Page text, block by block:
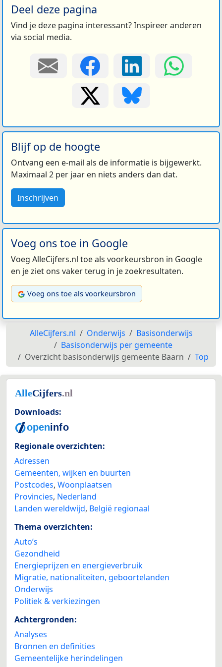
Deel deze pagina
Vind je deze pagina interessant? Inspireer anderen
via social media.
Blijf op de hoogte
Ontvang een e-mail als de informatie is bijgewerkt.
Maximaal 2 per jaar en niets anders dan dat.
Inschrijven
Voeg ons toe in Google
Voeg AlleCijfers.nl toe als voorkeursbron in Google
en je ziet ons vaker terug in je zoekresultaten.
Voeg ons toe als voorkeursbron
AlleCijfers.nl Onderwijs
Basisonderwijs
Basisonderwijs per gemeente
Overzicht basisonderwijs gemeente Baarn
Top
Downloads:
Regionale overzichten:
Adressen
Gemeenten, wijken en buurten
Postcodes, Woonplaatsen
Provincies, Nederland
Landen wereldwijd, België regionaal
Thema overzichten:
Auto’s
Gezondheid
Energieprijzen en energieverbruik
Migratie, nationaliteiten, geboortelanden
Onderwijs
Politiek & verkiezingen
Achtergronden:
Analyses
Bronnen en definities
Gemeentelijke herindelingen